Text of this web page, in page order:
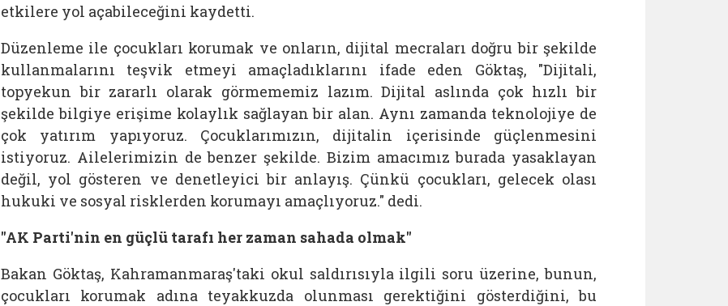
etkilere yol açabileceğini kaydetti.
Düzenleme ile çocukları korumak ve onların, dijital mecraları doğru bir şekilde
kullanmalarını teşvik etmeyi amaçladıklarını ifade eden Göktaş, "Dijitali,
topyekun bir zararlı olarak görmememiz lazım. Dijital aslında çok hızlı bir
şekilde bilgiye erişime kolaylık sağlayan bir alan. Aynı zamanda teknolojiye de
çok yatırım yapıyoruz. Çocuklarımızın, dijitalin içerisinde güçlenmesini
istiyoruz. Ailelerimizin de benzer şekilde. Bizim amacımız burada yasaklayan
değil, yol gösteren ve denetleyici bir anlayış. Çünkü çocukları, gelecek olası
hukuki ve sosyal risklerden korumayı amaçlıyoruz." dedi.
"AK Parti'nin en güçlü tarafı her zaman sahada olmak"
Bakan Göktaş, Kahramanmaraş'taki okul saldırısıyla ilgili soru üzerine, bunun,
çocukları korumak adına teyakkuzda olunması gerektiğini gösterdiğini, bu